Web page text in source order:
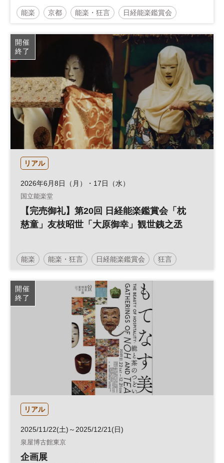
能楽 京都 能楽・狂言 日経能楽鑑賞会
伝統芸能
開催
終了
リアル
2026年6月8日（月）・17日（水）
国立能楽堂
【完売御礼】第20回 日経能楽鑑賞会「枕
慈童」友枝昭世「大原御幸」観世銕之丞
能楽 能楽・狂言 日経能楽鑑賞会 狂言
国立能楽堂
開催
終了
リアル
2025/11/22(土)～2025/12/21(日)
泉屋博古館東京
企画展